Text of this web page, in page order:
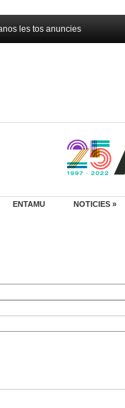
les tos anuncies
ENTAMU NOTICIES »